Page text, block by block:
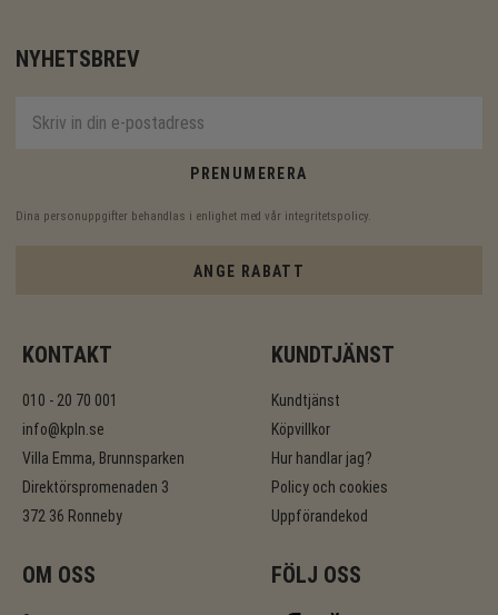
NYHETSBREV
PRENUMERERA
Dina personuppgifter behandlas i enlighet med vår integritetspolicy
ANGE RABATT
KONTAKT
010 - 20 70 001
info@kpln.se
Villa Emma, Brunnsparken
Direktörspromenaden 3
372 36 Ronneby
KUNDTJÄNST
Kundtjänst
Köpvillkor
Hur handlar jag?
Policy och cookies
Uppförandekod
OM OSS FÖLJ OSS